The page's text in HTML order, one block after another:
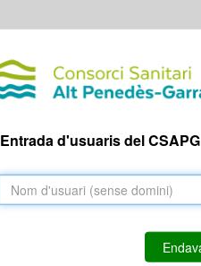
Entrada d'usuaris del CSAPG